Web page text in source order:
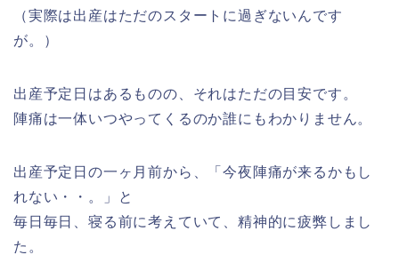
（実際は出産はただのスタートに過ぎないんです
が。）
出産予定日はあるものの、それはただの目安です。
陣痛は一体いつやってくるのか誰にもわかりません。
出産予定日の一ヶ月前から、「今夜陣痛が来るかもし
れない・・。」と
毎日毎日、寝る前に考えていて、精神的に疲弊しまし
た。